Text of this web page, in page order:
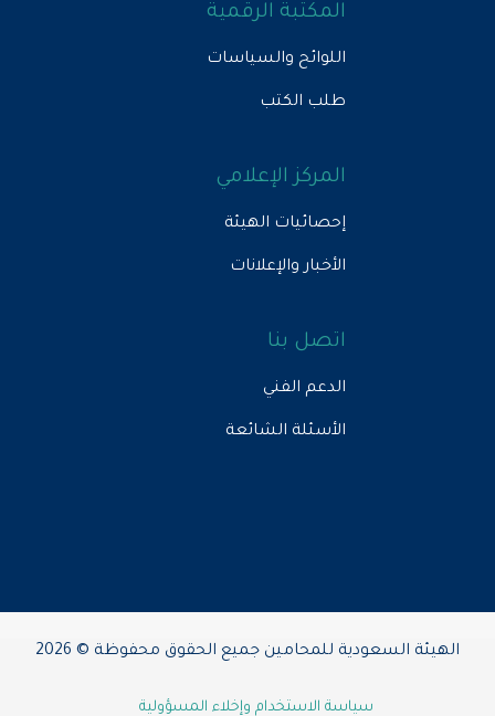
المكتبة الرقمية
اللوائح والسياسات
طلب الكتب
المركز الإعلامي
إحصائيات الهيئة
الأخبار والإعلانات
اتصل بنا
الدعم الفني
الأسئلة الشائعة
الهيئة السعودية للمحامين جميع الحقوق محفوظة © 2026
سياسة الاستخدام وإخلاء المسؤولية